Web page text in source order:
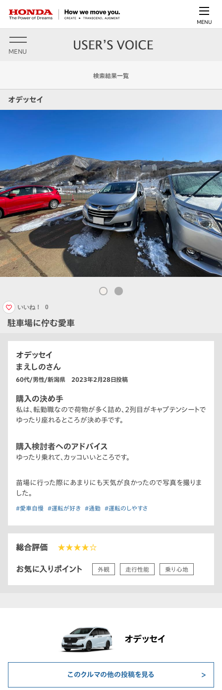
MENU
MENU
検索結果一覧
オデッセイ
駐車場に佇む愛車
いいね！ 0
オデッセイ
まえしのさん
60代/男性/新潟県 2023年2月28日投稿
購入の決め手
私は、転勤職なので荷物が多く詰め、2列目がキャプテンシートで
ゆったり座れるところが決め手です。
購入検討者へのアドバイス
ゆったり乗れて、カッコいいところです。
苗場に行った際にあまりにも天気が良かったので写真を撮りま
した。
#愛車自慢 #運転が好き #通勤 #運転のしやすさ
総合評価 ★★★★☆
お気に入りポイント 外観 走行性能 乗り心地
オデッセイ
このクルマの他の投稿を見る